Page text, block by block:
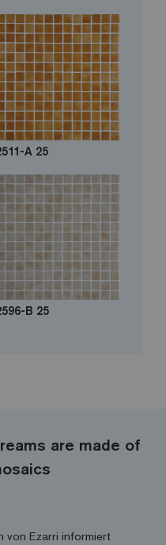
A 25
B 25
are made of
von Ezarri informiert